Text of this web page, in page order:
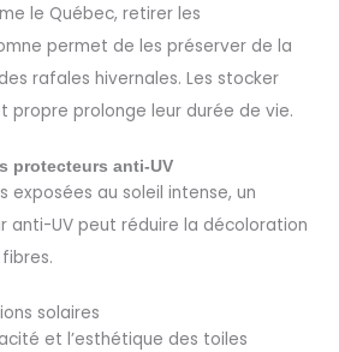
le Québec, retirer les
permet de les préserver de la
rafales hivernales. Les stocker
propre prolonge leur durée de vie.
protecteurs anti-UV
exposées au soleil intense, un
UV peut réduire la décoloration
solaires
et l’esthétique des toiles